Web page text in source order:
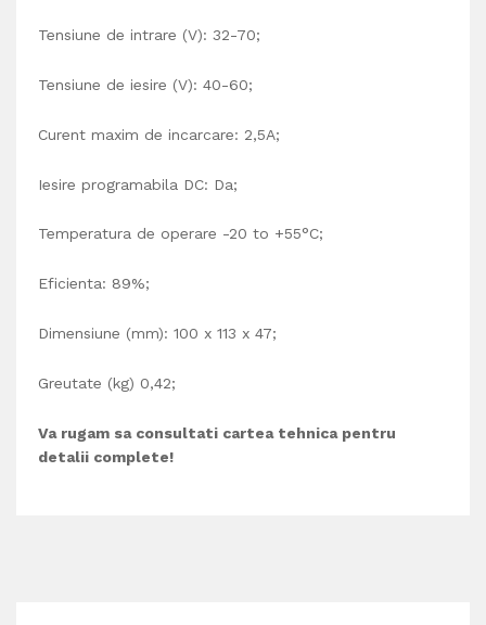
Tensiune de intrare (V): 32-70;
Tensiune de iesire (V): 40-60;
Curent maxim de incarcare: 2,5A;
Iesire programabila DC: Da;
Temperatura de operare -20 to +55°C;
Eficienta: 89%;
Dimensiune (mm): 100 x 113 x 47;
Greutate (kg) 0,42;
Va rugam sa consultati cartea tehnica pentru
detalii complete!